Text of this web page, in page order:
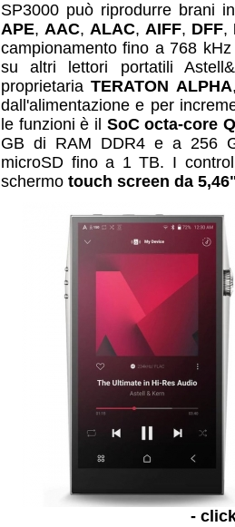
SP3000 può riprodurre brani
APE, AAC, ALAC, AIFF, DFF,
campionamento fino a 768
su altri lettori portatili
proprietariaTERATON ALPHA
dall'alimentazione e per
le funzioni è il SoC octa-core
GB di RAM DDR4 e a 256
microSD fino a 1 TB. I
schermo touch screen da
-